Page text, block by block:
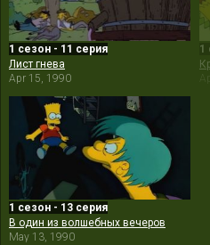
1 сезон - 11 серия
Лист гнева
Apr 15, 1990
1
1 сезон - 13 серия
В один из волшебных вечеров
May 13, 1990